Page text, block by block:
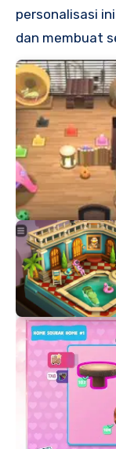
personalisasi
dan membuat